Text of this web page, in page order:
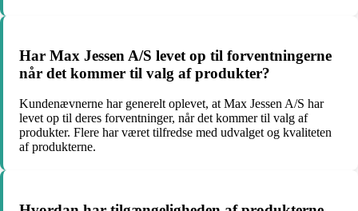
Har Max Jessen A/S levet op til forventningerne
når det kommer til valg af produkter?
Kundenævnerne har generelt oplevet, at Max Jessen A/S har
levet op til deres forventninger, når det kommer til valg af
produkter. Flere har været tilfredse med udvalget og kvaliteten
af produkterne.